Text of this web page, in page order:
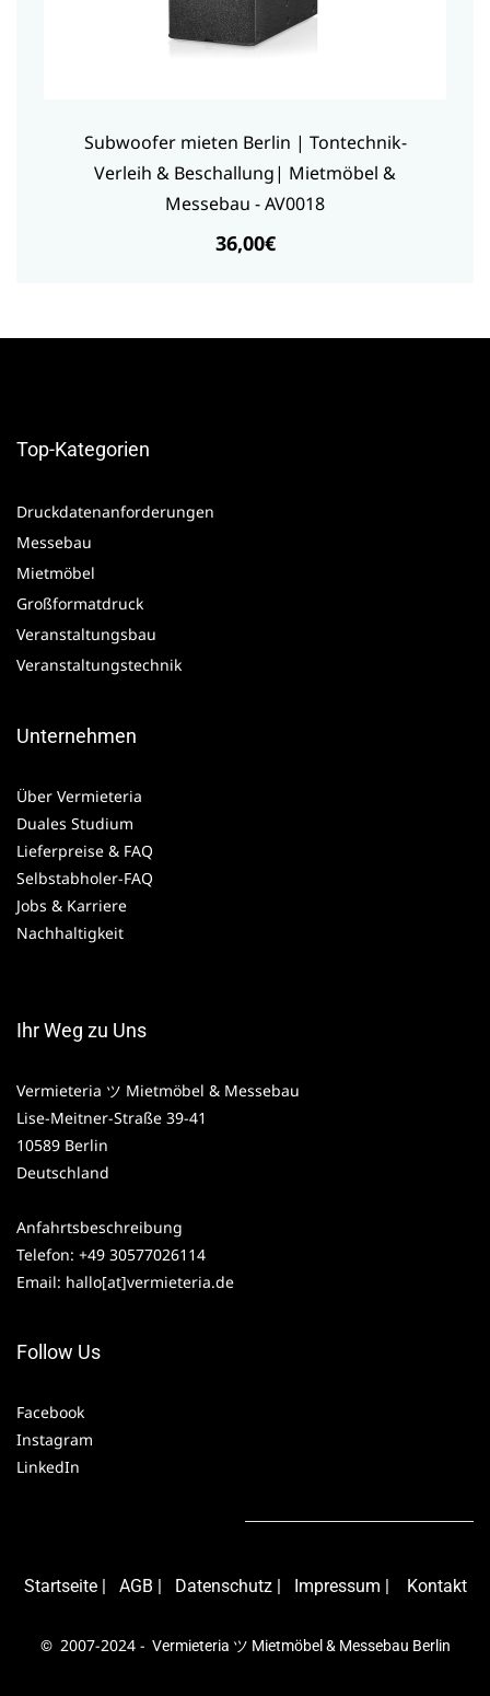
Subwoofer mieten Berlin | Tontechnik-
Verleih & Beschallung| Mietmöbel &
Messebau - AV0018
36,00€
Top-Kategorien
Druckdatenanforderungen
Messebau
Mietmöbel
Großformatdruck
Veranstaltungsbau
Veranstaltungstechnik
Unternehmen
Über Vermieteria
Duales Studium
Lieferpreise & FAQ
Selbstabholer-FAQ
Jobs & Karriere
Nachhaltigkeit
Ihr Weg zu Uns
Vermieteria ツ Mietmöbel & Messebau
Lise-Meitner-Straße 39-41
10589 Berlin
Deutschland
Anfahrtsbeschreibung
Telefon: +49 30577026114
Email: hallo[at]vermieteria.de
Follow Us
Facebook
Instagram
LinkedIn
Startseite| AGB Datenschutz| Impressum Kontakt
© 2007-2024 - Vermieteria ツ Mietmöbel & Messebau Berlin